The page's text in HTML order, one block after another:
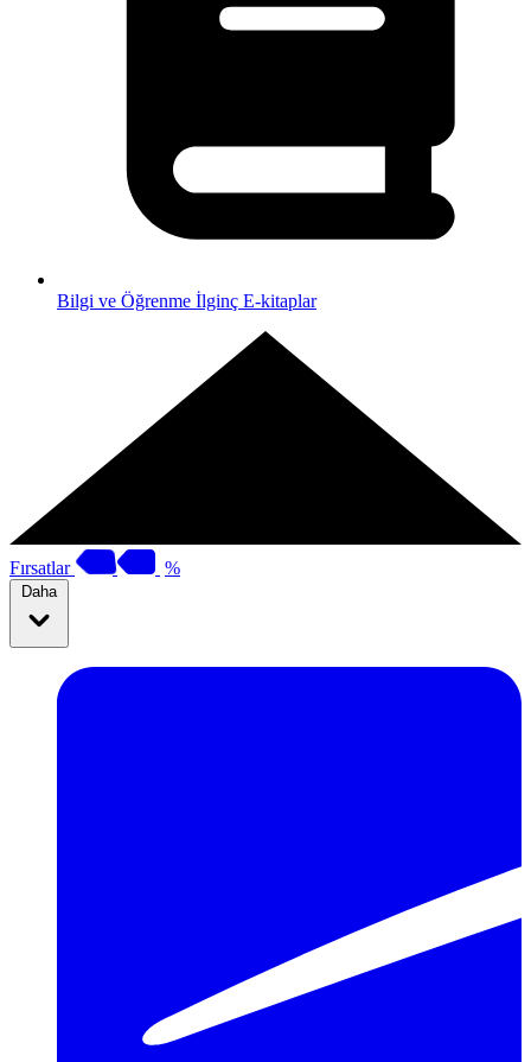
Bilgi ve Öğrenme İlginç E-kitaplar
Fırsatlar %
Daha